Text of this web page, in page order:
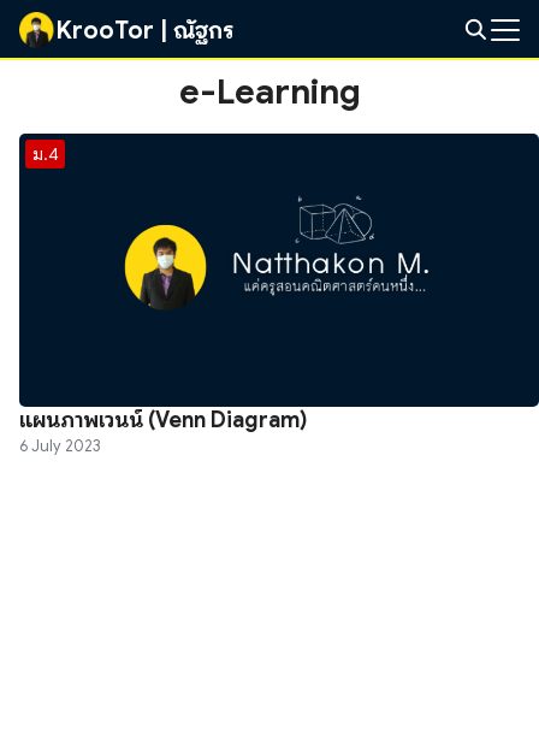
Skip
KrooTor | ณัฐกร
e-Learning
ม.4
แผนภาพเวนน์ (Venn Diagram)
6 July 2023